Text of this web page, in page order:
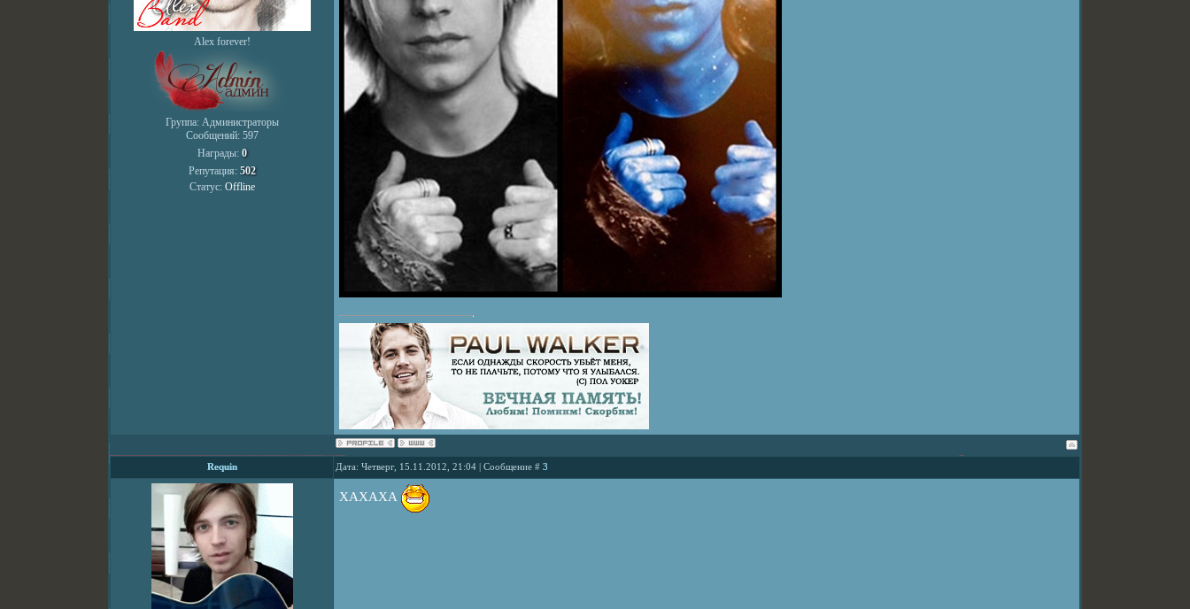
Alex forever!
Группа: Администраторы
Сообщений: 597
Награды: 0
Репутация: 502
Статус: Offline
Requin Дата: Четверг, 15.11.2012, 21:04 | Сообщение # 3
ХАХАХА